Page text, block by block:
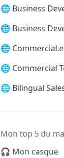
🌐 Business
🌐 Business
🌐
🌐 Commercial
🌐 Bilingual
Mon top 5 du
🎧 Mon casque